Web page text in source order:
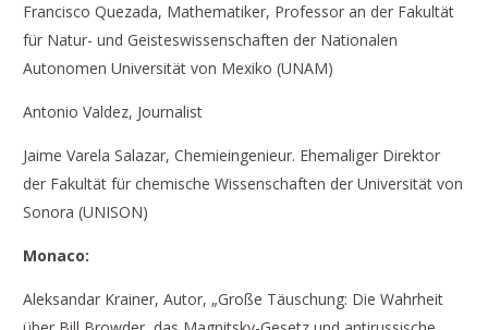
Francisco Quezada, Mathematiker, Professor an der Fakultät
für Natur- und Geisteswissenschaften der Nationalen
Autonomen Universität von Mexiko (UNAM)
Antonio Valdez, Journalist
Jaime Varela Salazar, Chemieingenieur. Ehemaliger Direktor
der Fakultät für chemische Wissenschaften der Universität von
Sonora (UNISON)
Monaco:
Aleksandar Krainer, Autor, „Große Täuschung: Die Wahrheit